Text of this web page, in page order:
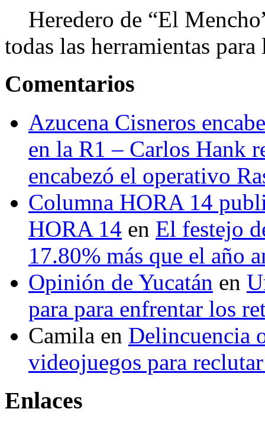
Heredero de “El
todas las herramientas
Comentarios
Azucena Cisneros
en la R1 – Carlos Hank
encabezó el operativo
Columna HORA 14
HORA 14 en El festejo
17.80% más que el año
Opinión de Yucatán en
para para enfrentar los
Camila en Delincuencia
videojuegos para
Enlaces